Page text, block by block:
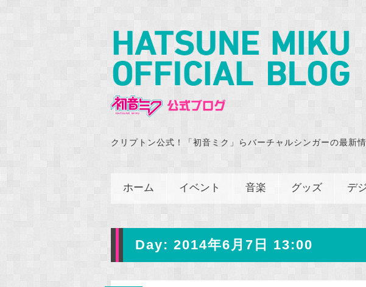
クリプトン公式！「初音ミク」らバーチャルシンガーの最新
ホーム イベント 音楽 グッズ デ
Day: 2014年6月7日 13:00